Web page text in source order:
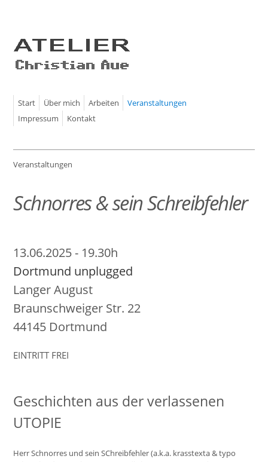
Start Über mich Arbeiten
Veranstaltungen
Impressum
Kontakt
Veranstaltungen
Schnorres & sein Schreibfehler
13.06.2025 - 19.30h
Dortmund unplugged
Langer August
Braunschweiger Str. 22
44145 Dortmund
EINTRITT FREI
Geschichten aus der verlassenen
UTOPIE
Herr Schnorres und sein SChreibfehler (a.k.a. krasstexta & typo